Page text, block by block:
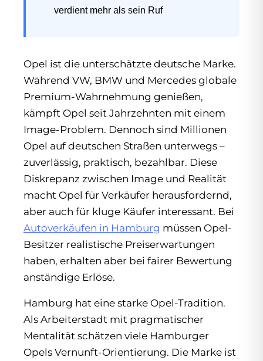
verdient mehr als sein Ruf
Opel ist die unterschätzte deutsche Marke.
Während VW, BMW und Mercedes globale
Premium-Wahrnehmung genießen,
kämpft Opel seit Jahrzehnten mit einem
Image-Problem. Dennoch sind Millionen
Opel auf deutschen Straßen unterwegs –
zuverlässig, praktisch, bezahlbar. Diese
Diskrepanz zwischen Image und Realität
macht Opel für Verkäufer herausfordernd,
aber auch für kluge Käufer interessant. Bei
Autoverkäufen in Hamburg müssen Opel-
Besitzer realistische Preiserwartungen
haben, erhalten aber bei fairer Bewertung
anständige Erlöse.
Hamburg hat eine starke Opel-Tradition.
Als Arbeiterstadt mit pragmatischer
Mentalität schätzen viele Hamburger
Opels Vernunft-Orientierung. Die Marke ist